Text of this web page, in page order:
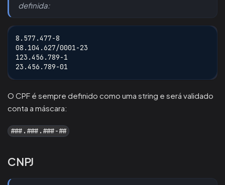
definida:
8.577.477-8
08.104.627/0001-23
123.456.789-1
23.456.789-01
O CPF é sempre definido como uma string e será validado
conta a máscara:
###.###.###-##
CNPJ